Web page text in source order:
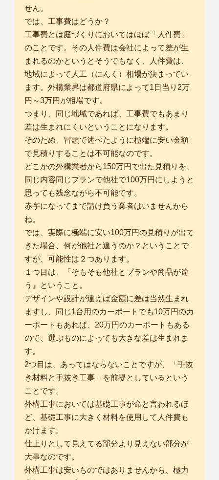
せん。
では、工事費はどうか？
工事費とは庭づくりにおいてはほぼ「人件費」
のことです。その人件費は会社によって差が生
まれるのかというとそうでもなく、人件費は、
地域によって人工（にんく）相場が決まってい
ます。外構業界は都道府県によって1日当り2万
円～3万円が相場です。
つまり、同じ地域であれば、工事費でもあまり
差は生まれにくいということになります。
そのため、冒頭で述べたように極端に安い金額
で見積りすることは不可能なのです。
どこかの外構業者から150万円で出た見積りを、
同じ内容同じプランで他社で100万円にしようと
思っても残念ながら不可能です。
赤字になってまで請け負う業者はいませんから
ね。
では、実際に極端に安い100万円の見積りが出て
きた場合、何が他社と違うのか？ということで
すが、可能性は２つあります。
１つ目は、「そもそも他社とプランや商品が違
う』ということ。
デザインや設計が違えば金額に差は当然生まれ
ますし、同じ1台用のカーポートでも10万円のカ
ーポートもあれば、20万円のカーポートもある
ので、選ぶものによっても大きな差は生まれま
す。
2つ目は、あってはならないことですが、「手抜
き材料と手抜き工事」を前提としているという
ことです。
外構工事においては基礎工事が命と言われるほ
ど、基礎工事に大きく材料を使用して人件費も
かけます。
仕上りとして見えてる部分より見えない部分が
大事なのです。
外構工事は安いものではありませんから、極力